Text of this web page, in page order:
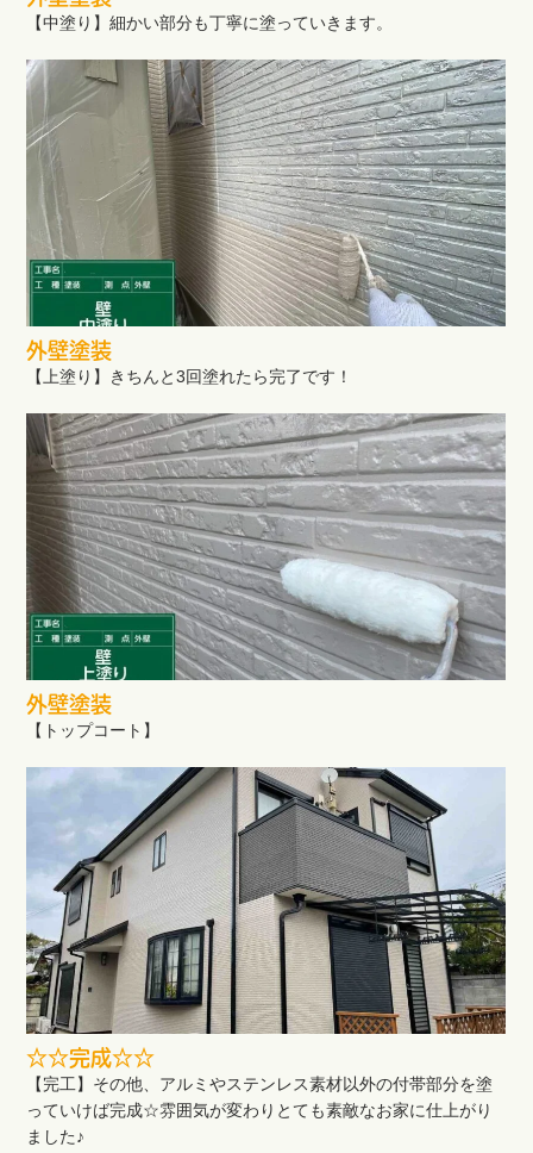
【中塗り】細かい部分も丁寧に塗っていきます。
外壁塗装
【上塗り】きちんと3回塗れたら完了です！
外壁塗装
【トップコート】
☆☆完成☆☆
【完工】その他、アルミやステンレス素材以外の付帯部分を塗
っていけば完成☆雰囲気が変わりとても素敵なお家に仕上がり
ました♪